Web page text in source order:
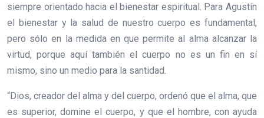
siempre orientado hacia el bienestar espiritual. Para Agustín
el bienestar y la salud de nuestro cuerpo es fundamental,
pero sólo en la medida en que permite al alma alcanzar la
virtud, porque aquí también el cuerpo no es un fin en sí
mismo, sino un medio para la santidad.
“Dios, creador del alma y del cuerpo, ordenó que el alma, que
es superior, domine el cuerpo, y que el hombre, con ayuda